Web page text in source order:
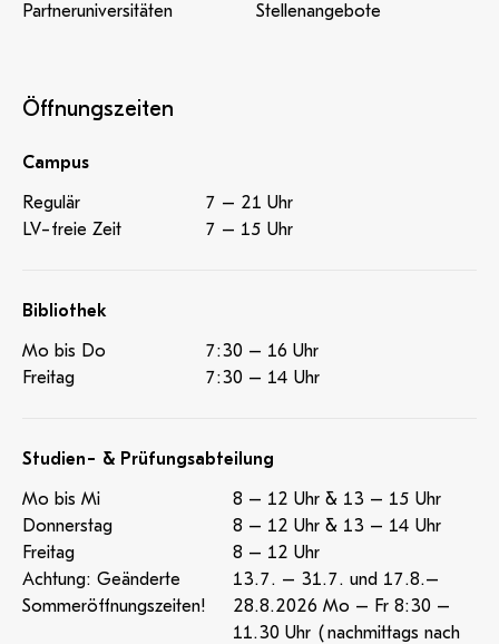
Partneruniversitäten
Stellenangebote
Öffnungszeiten
Campus
Regulär
7 – 21 Uhr
LV-freie Zeit
7 – 15 Uhr
Bibliothek
Mo bis Do
7:30 – 16 Uhr
Freitag
7:30 – 14 Uhr
Studien- & Prüfungsabteilung
Mo bis Mi
8 – 12 Uhr & 13 – 15 Uhr
Donnerstag
8 – 12 Uhr & 13 – 14 Uhr
Freitag
8 – 12 Uhr
Achtung: Geänderte
Sommeröffnungszeiten!
13.7. – 31.7. und 17.8.–
28.8.2026 Mo – Fr 8:30 –
11.30 Uhr (nachmittags nach